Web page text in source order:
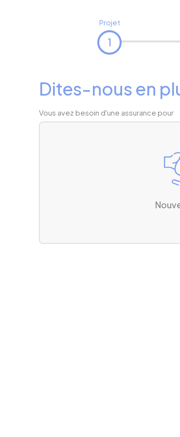
Projet
1
Dites-nous en
Vous avez besoin d'une assurance pour